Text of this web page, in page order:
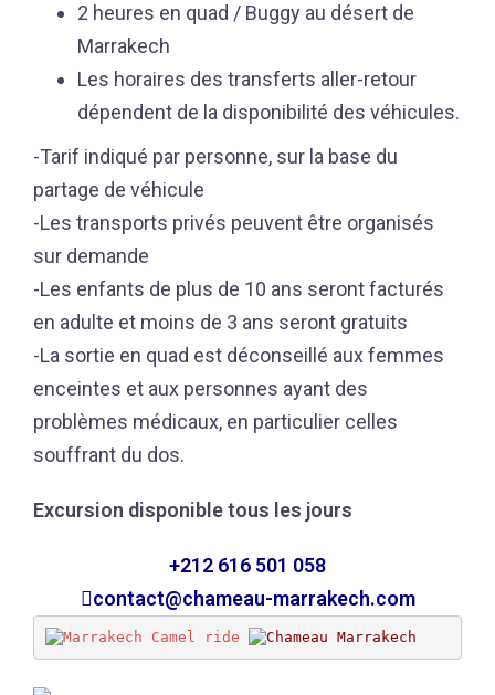
2 heures en quad / Buggy au désert de
Marrakech
Les horaires des transferts aller-retour
dépendent de la disponibilité des véhicules.
-Tarif indiqué par personne, sur la base du
partage de véhicule
-Les transports privés peuvent être organisés
sur demande
-Les enfants de plus de 10 ans seront facturés
en adulte et moins de 3 ans seront gratuits
-La sortie en quad est déconseillé aux femmes
enceintes et aux personnes ayant des
problèmes médicaux, en particulier celles
souffrant du dos.
Excursion disponible tous les jours
+212 616 501 058
contact@chameau-marrakech.com